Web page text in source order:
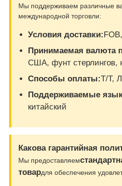
Мы поддерживаем различные
международной торговли:
Условия доставки:
Принимаемая валюта
США, фунт стерлингов,
Способы оплаты:Т/Т,
Поддерживаемые
китайский
Какова гарантийная
Мы предоставляем
товардля обеспечения